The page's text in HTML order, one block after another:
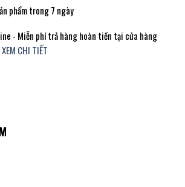
phẩm trong 7 ngày
- Miễn phí trả hàng hoàn tiền tại cửa hàng
XEM CHI TIẾT